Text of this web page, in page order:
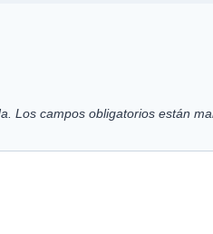
Los campos obligatorios están